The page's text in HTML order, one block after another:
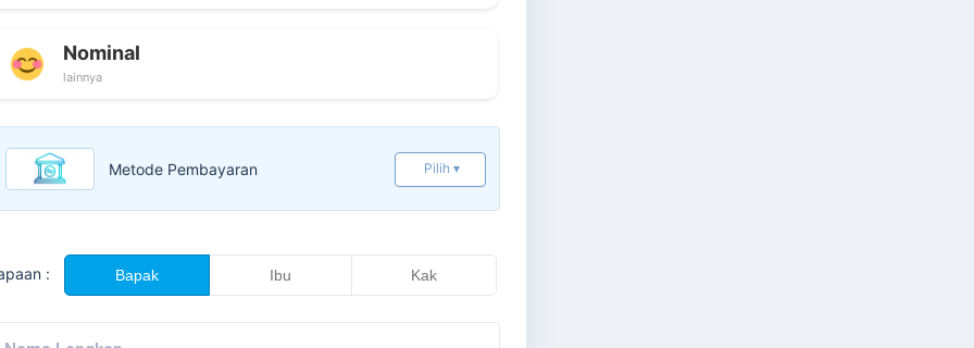
Nominal
lainnya
Metode Pembayaran Pilih ▾
: Bapak Ibu Kak